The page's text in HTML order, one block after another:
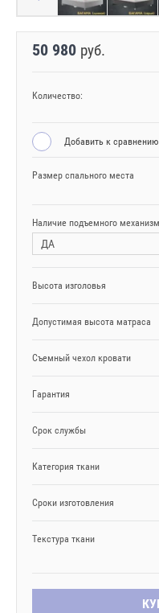
50 980 руб.
Количество:
Добавить к сравнению
Размер спального места
Наличие подъемного
ДА
Высота изголовья
Допустимая высота матраса
Съемный чехол кровати
Гарантия
Срок службы
Категория ткани
Сроки изготовления
Текстура ткани